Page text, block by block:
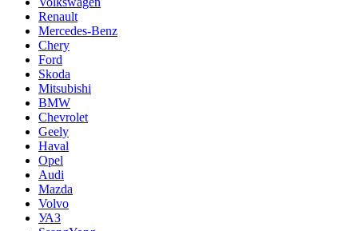
Renault
Mercedes-Benz
Chery
Ford
Skoda
Mitsubishi
BMW
Chevrolet
Geely
Haval
Opel
Audi
Mazda
Volvo
УАЗ